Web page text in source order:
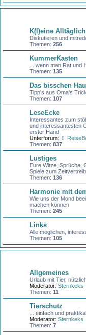
K(l)eine
Diskutieren und
Themen: 256
KummerKasten
... wenn man Rat und
Themen: 135
Das bisschen
Tipp's aus Oma's
Themen: 107
LeseEcke
Interessantes zum
und interessantesten
erster Hand
Unterforum:
Themen: 837
Lustiges
Eure Witze, Sprüche,
Spiele zum Zeitvertreib
Themen: 136
Harmonie mit
Wie uns der Mond
machen können
Themen: 245
Links
Alle möglichen,
Themen: 105
Allgemeines
Urlaub mit Tier,
Moderator: Sternkeks
Themen: 11
Tierschutz
... einfach und
Moderator: Sternkeks
Themen: 7